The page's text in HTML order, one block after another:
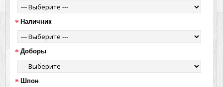
Наличник
Доборы
Шпон